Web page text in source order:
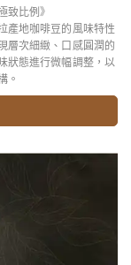
致比例》
產地咖啡豆的風味特性
層次細緻、口感圓潤的
狀態進行微幅調整，以
。